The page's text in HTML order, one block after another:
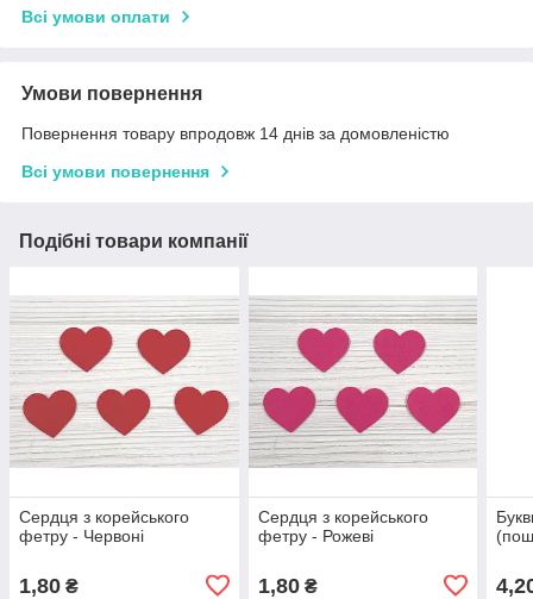
Всі умови оплати
Умови повернення
Повернення товару впродовж 14 днів за домовленістю
Всі умови повернення
Подібні товари компанії
Сердця з корейського
фетру - Червоні
1,80 ₴
Сердця з корейського
фетру - Рожеві
1,80₴